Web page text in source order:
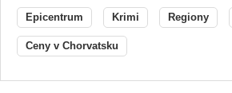
Epicentrum Krimi Regiony
Ceny v Chorvatsku